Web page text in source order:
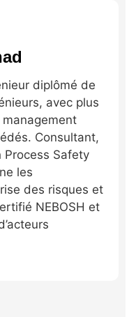
diplômé de
avec plus
management
Consultant,
Process Safety
les
des risques et
NEBOSH et